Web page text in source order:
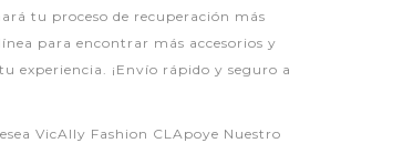
tu proceso de recuperación más
para encontrar más accesorios y
experiencia. ¡Envío rápido y seguro a
VicAlly Fashion CLApoye Nuestro